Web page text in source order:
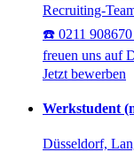
Recruiting-
☎️ 0211
freuen uns auf
Jetzt bewerben
Werkstudent
Düsseldorf,